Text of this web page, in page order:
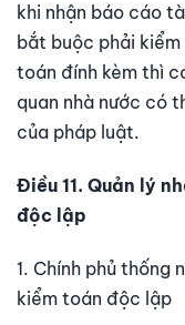
khi nhận báo cáo
bắt buộc phải
toán đính kèm thì
quan nhà nước có
của pháp luật.
Điều 11. Quản lý
độc lập
1. Chính phủ thống
kiểm toán độc lập